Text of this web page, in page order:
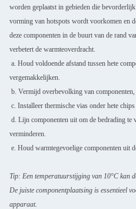
worden geplaatst in gebieden die
vorming van hotspots wordt voorkomen en
deze componenten in de buurt van de rand
verbetert de warmteoverdracht.
a. Houd voldoende afstand tussen hete
vergemakkelijken.
b. Vermijd overbevolking van
c. Installeer thermische vias onder hete
d. Lijn componenten uit om de bedrading te
verminderen.
e. Houd warmtegevoelige componenten uit
Tip: Een temperatuurstijging van 10°C kan
De juiste componentplaatsing is essentieel
apparaat.